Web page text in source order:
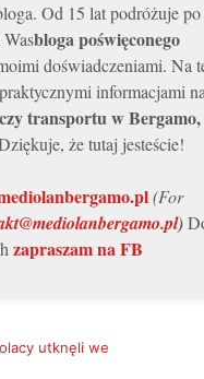
Od 15 lat podróżuje po
bloga poświęconego
doświadczeniami. Na
informacjami
transportu w Bergamo,
że tutaj jesteście!
(For
)
zapraszam na FB
utknęli we